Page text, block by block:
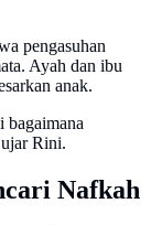
pengasuhan
Ayah dan ibu
anak.
bagaimana
Rini.
Nafkah